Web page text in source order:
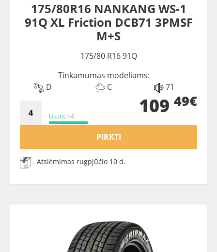
175/80R16 NANKANG WS-1
91Q XL Friction DCB71 3PMSF
M+S
175/80 R16 91Q
Tinkamumas modeliams:
D
C 71
Likutis >4 109 49€
PIRKTI
Atsiėmimas rugpjūčio 10 d.